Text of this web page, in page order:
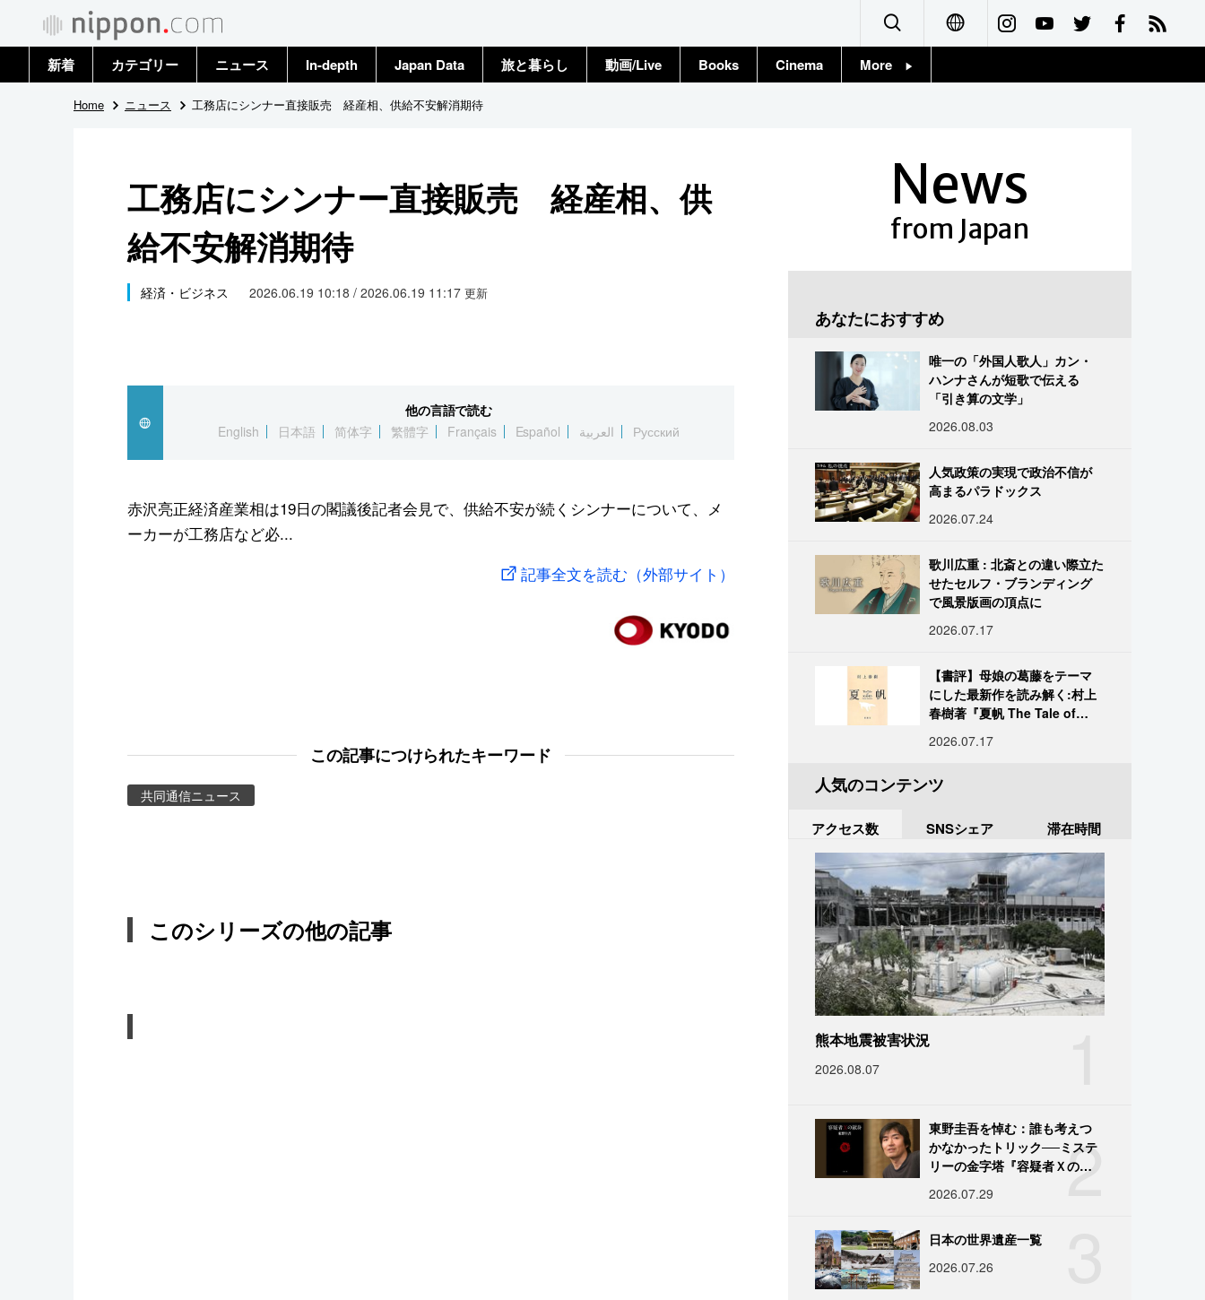
Français
新着 カテゴリー
政治・外交
社会
文化
スポーツ・東京2020
ニュース
トップ
In-depth Japan Data 旅と暮らし 動画/Live Books Cinema More
Home ニュース 工務店にシンナー直接販売 経産相、供給不安解消期待
工務店にシンナー直接販売 経産相、供
給不安解消期待
経済・ビジネス 2026.06.19 10:18 / 2026.06.19 11:17 更新
他の言語で読む
English
日本語 简体字 繁體字 Français Español العربية Русский
赤沢亮正経済産業相は19日の閣議後記者会見で、供給不安が続くシンナーについて、メ
ーカーが工務店など必...
記事全文を読む（外部サイト）
この記事につけられたキーワード
共同通信ニュース
このシリーズの他の記事
News
from Japan
あなたにおすすめ
唯一の「外国人歌人」カン・
ハンナさんが短歌で伝える
「引き算の文学」
2026.08.03
人気政策の実現で政治不信が
高まるパラドックス
2026.07.24
歌川広重 : 北斎との違い際立た
せたセルフ・ブランディング
で風景版画の頂点に
2026.07.17
【書評】母娘の葛藤をテーマ
にした最新作を読み解く:村上
春樹著『夏帆 The Tale of
2026.07.17
人気のコンテンツ
アクセス数 SNSシェア 滞在時間
熊本地震被害状況
2026.08.07
2
東野圭吾を悼む：誰も考えつ
かなかったトリック──ミステ
リーの金字塔『容疑者Ｘの献
2026.07.29
日本の世界遺産一覧
2026.07.26